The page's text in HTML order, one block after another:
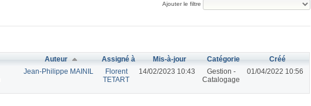
Ajouter le filtre
Auteur Assigné à Mis-à-jour Catégorie
Créé
Jean-Philippe MAINIL
Florent
TETART
14/02/2023 10:43
Gestion -
Catalogage
01/04/2022 10:56